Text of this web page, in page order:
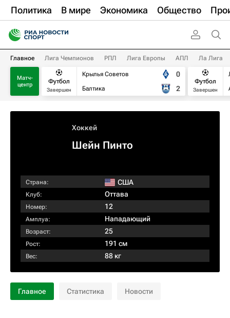
Политика В мире Экономика Общество
Главное Лига Чемпионов РПЛ Лига Европы АПЛ Ла Лига
Матч-
центр
Футбол
Завершен
Крылья Советов
Балтика
0
2
Футбол
Завершен
Хоккей
Шейн Пинто
Страна: США
Клуб: Оттава
Номер: 12
Амплуа: Нападающий
Возраст: 25
Рост: 191 см
Вес: 88 кг
Главное Статистика Новости